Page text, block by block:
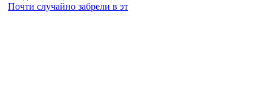
Почти случайно забрели в эт